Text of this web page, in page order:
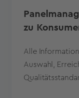
zu
Alle
Auswahl,